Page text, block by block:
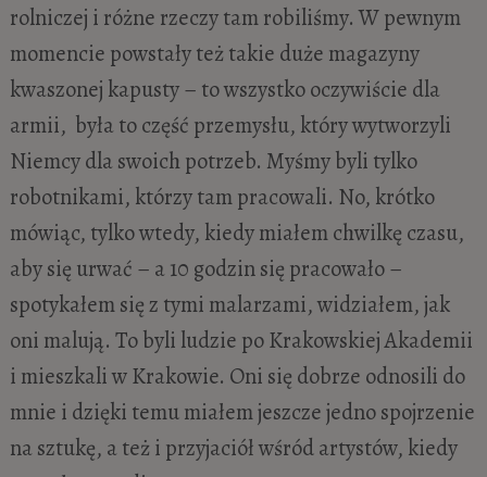
rolniczej i różne rzeczy tam robiliśmy. W pewnym
momencie powstały też takie duże magazyny
kwaszonej kapusty – to wszystko oczywiście dla
armii, była to część przemysłu, który wytworzyli
Niemcy dla swoich potrzeb. Myśmy byli tylko
robotnikami, którzy tam pracowali. No, krótko
mówiąc, tylko wtedy, kiedy miałem chwilkę czasu,
aby się urwać – a 10 godzin się pracowało –
spotykałem się z tymi malarzami, widziałem, jak
oni malują. To byli ludzie po Krakowskiej Akademii
i mieszkali w Krakowie. Oni się dobrze odnosili do
mnie i dzięki temu miałem jeszcze jedno spojrzenie
na sztukę, a też i przyjaciół wśród artystów, kiedy